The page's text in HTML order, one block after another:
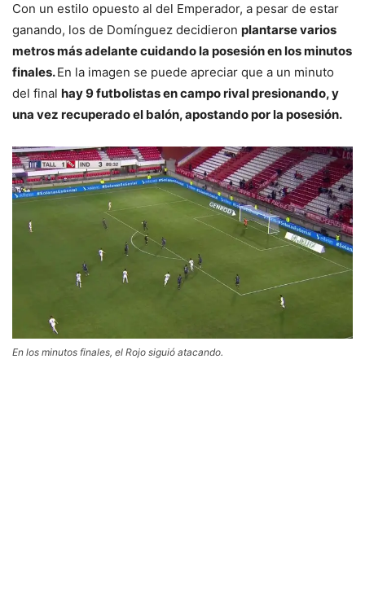
Con un estilo opuesto al del Emperador, a pesar de estar
ganando, los de Domínguez decidieron plantarse varios
metros más adelante cuidando la posesión en los minutos
finales.En la imagen se puede apreciar que a un minuto
del final hay 9 futbolistas en campo rival presionando, y
una vez recuperado el balón, apostando por la posesión.
En los minutos finales, el Rojo siguió atacando.